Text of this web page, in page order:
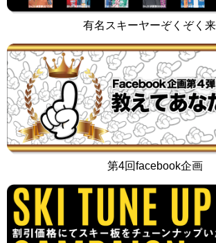
有名スキーヤーぞくぞく
第4回facebook企画